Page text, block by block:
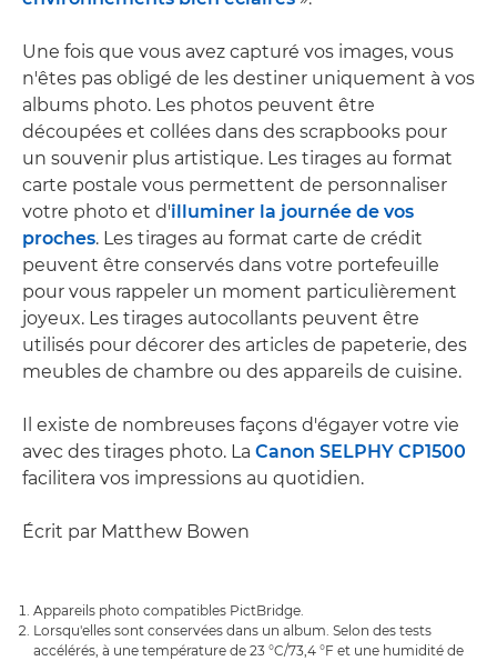
Une fois que vous avez capturé vos images, vous
n'êtes pas obligé de les destiner uniquement à vos
albums photo. Les photos peuvent être
découpées et collées dans des scrapbooks pour
un souvenir plus artistique. Les tirages au format
carte postale vous permettent de personnaliser
votre photo et d'illuminer la journée de vos
proches. Les tirages au format carte de crédit
peuvent être conservés dans votre portefeuille
pour vous rappeler un moment particulièrement
joyeux. Les tirages autocollants peuvent être
utilisés pour décorer des articles de papeterie, des
meubles de chambre ou des appareils de cuisine.
Il existe de nombreuses façons d'égayer votre vie
avec des tirages photo. La Canon SELPHY CP1500
facilitera vos impressions au quotidien.
Écrit par Matthew Bowen
Appareils photo compatibles PictBridge.
Lorsqu'elles sont conservées dans un album. Selon des tests
accélérés, à une température de 23 °C/73,4 °F et une humidité de